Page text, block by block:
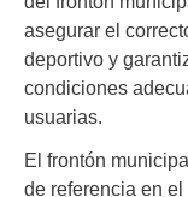
asegurar el
deportivo y
condiciones
usuarias.
El frontón
de referencia en